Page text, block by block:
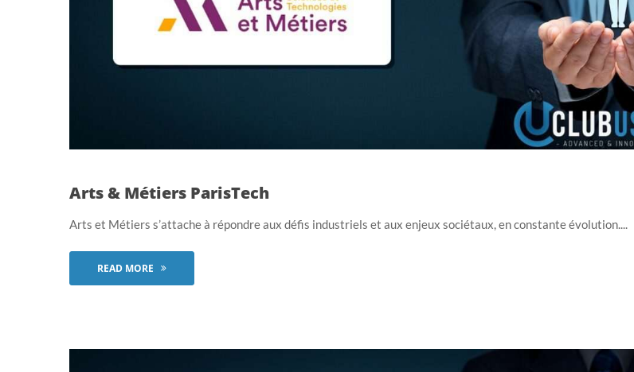
Arts & Métiers ParisTech
Arts et Métiers s’attache à répondre aux défis industriels et aux enjeux sociétaux, en constante évolution....
READ MORE